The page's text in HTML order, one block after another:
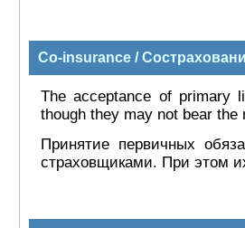
Co-insurance /
The acceptance of primary
though they may not bear
Принятие первичных
страховщиками. При этом